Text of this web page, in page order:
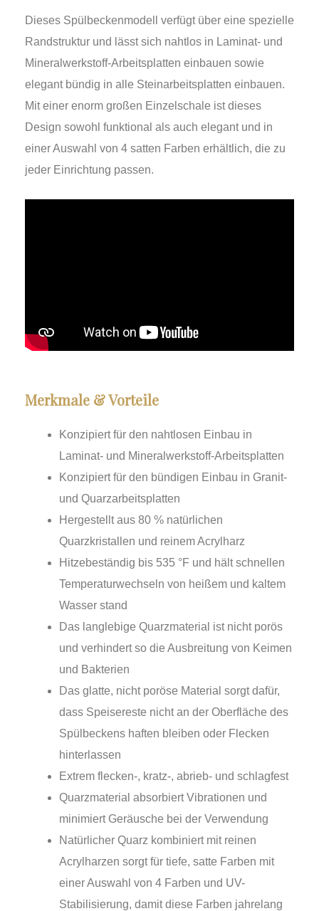
Dieses Spülbeckenmodell verfügt über eine spezielle
Randstruktur und lässt sich nahtlos in Laminat- und
Mineralwerkstoff-Arbeitsplatten einbauen sowie
elegant bündig in alle Steinarbeitsplatten einbauen.
Mit einer enorm großen Einzelschale ist dieses
Design sowohl funktional als auch elegant und in
einer Auswahl von 4 satten Farben erhältlich, die zu
jeder Einrichtung passen.
Merkmale & Vorteile
Konzipiert für den nahtlosen Einbau in
Laminat- und Mineralwerkstoff-Arbeitsplatten
Konzipiert für den bündigen Einbau in Granit-
und Quarzarbeitsplatten
Hergestellt aus 80 % natürlichen
Quarzkristallen und reinem Acrylharz
Hitzebeständig bis 535 °F und hält schnellen
Temperaturwechseln von heißem und kaltem
Wasser stand
Das langlebige Quarzmaterial ist nicht porös
und verhindert so die Ausbreitung von Keimen
und Bakterien
Das glatte, nicht poröse Material sorgt dafür,
dass Speisereste nicht an der Oberfläche des
Spülbeckens haften bleiben oder Flecken
hinterlassen
Extrem flecken-, kratz-, abrieb- und schlagfest
Quarzmaterial absorbiert Vibrationen und
minimiert Geräusche bei der Verwendung
Natürlicher Quarz kombiniert mit reinen
Acrylharzen sorgt für tiefe, satte Farben mit
einer Auswahl von 4 Farben und UV-
Stabilisierung, damit diese Farben jahrelang